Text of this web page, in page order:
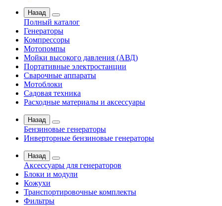
Назад
Полный каталог
Генераторы
Компрессоры
Мотопомпы
Мойки высокого давления (АВД)
Портативные электростанции
Сварочные аппараты
Мотоблоки
Садовая техника
Расходные материалы и аксессуары
Назад
Бензиновые генераторы
Инверторные бензиновые генераторы
Назад
Аксессуары для генераторов
Блоки и модули
Кожухи
Транспортировочные комплекты
Фильтры